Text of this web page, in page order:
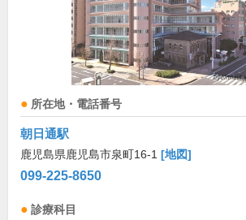
所在地・電話番号
朝日通駅
鹿児島県鹿児島市泉町16-1 [地図]
099-225-8650
診療科目